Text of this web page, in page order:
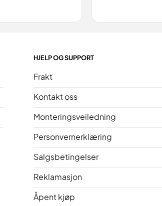
HJELP OG SUPPORT
Frakt
Kontakt oss
Monteringsveiledning
Personvernerklæring
Salgsbetingelser
Reklamasjon
Åpent kjøp